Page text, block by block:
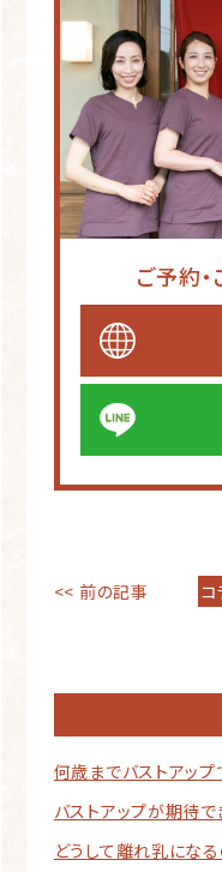
ご予約
<< 前の記事
何歳までバストアップ
バストアップが期待
どうして離れ乳になる